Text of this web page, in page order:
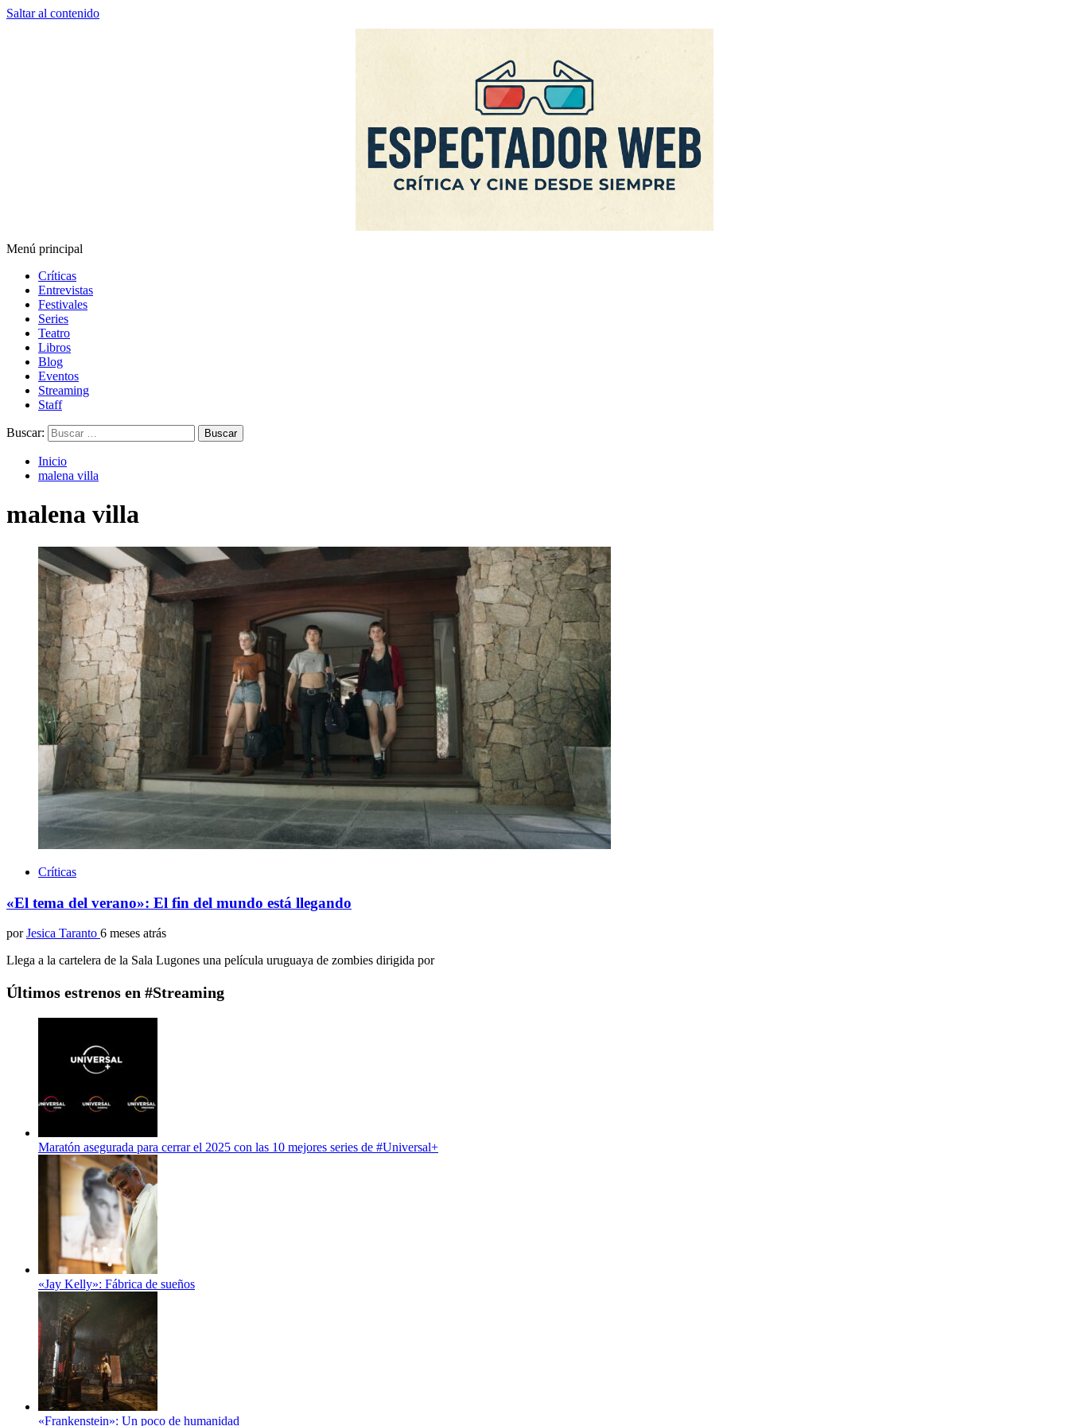
Saltar al contenido
Espectador Web
Menú principal
Críticas
Entrevistas
Festivales
Series
Teatro
Libros
Blog
Eventos
Streaming
Staff
Buscar:
Inicio
malena villa
malena villa
Críticas
«El tema del verano»: El fin del mundo está llegando
por Jesica Taranto 6 meses atrás
Llega a la cartelera de la Sala Lugones una película uruguaya de zombies dirigida por
Últimos estrenos en #Streaming
Maratón asegurada para cerrar el 2025 con las 10 mejores series de #Universal+
«Jay Kelly»: Fábrica de sueños
«Frankenstein»: Un poco de humanidad